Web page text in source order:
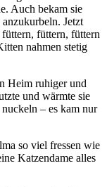
Auch bekam sie
Jetzt
füttern, füttern
nahmen stetig
Heim ruhiger und
und wärmte sie
– es kam nur
so viel fressen wie
Katzendame alles